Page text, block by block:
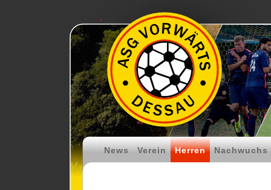
News Verein Herren Nachwuchs